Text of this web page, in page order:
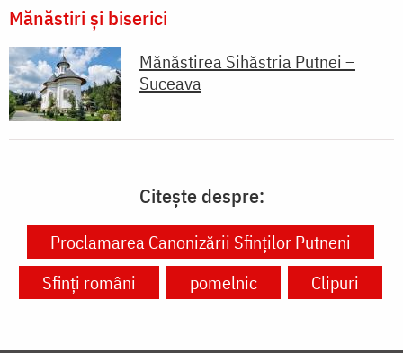
Mănăstiri și biserici
Mănăstirea Sihăstria Putnei –
Suceava
Citește despre:
Proclamarea Canonizării Sfinților Putneni
Sfinți români
pomelnic Clipuri